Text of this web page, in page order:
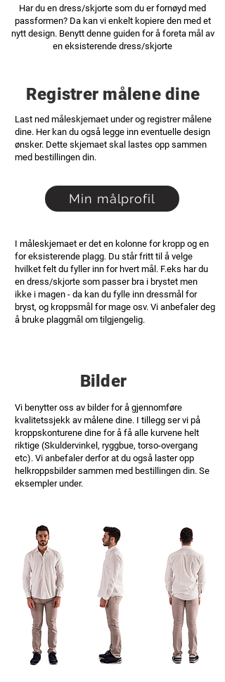
Har du en dress/skjorte som du er fornøyd med
passformen? Da kan vi enkelt kopiere den med et
nytt design. Benytt denne guiden for å foreta mål av
en eksisterende dress/skjorte
Registrer målene dine
Last ned måleskjemaet under og registrer målene
dine. Her kan du også legge inn eventuelle design
ønsker. Dette skjemaet skal lastes opp sammen
med bestillingen din.
Min målprofil
I måleskjemaet er det en kolonne for kropp og en
for eksisterende plagg. Du står fritt til å velge
hvilket felt du fyller inn for hvert mål. F.eks har du
en dress/skjorte som passer bra i brystet men
ikke i magen - da kan du fylle inn dressmål for
bryst, og kroppsmål for mage osv. Vi anbefaler deg
å bruke plaggmål om tilgjengelig.
Bilder
Vi benytter oss av bilder for å gjennomføre
kvalitetssjekk av målene dine. I tillegg ser vi på
kroppskonturene dine for å få alle kurvene helt
riktige (Skuldervinkel, ryggbue, torso-overgang
etc). Vi anbefaler derfor at du også laster opp
helkroppsbilder sammen med bestillingen din. Se
eksempler under.